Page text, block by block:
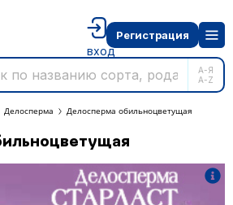
А-Я
A-Z
вход
Регистрация
Делосперма Делосперма обильноцветущая